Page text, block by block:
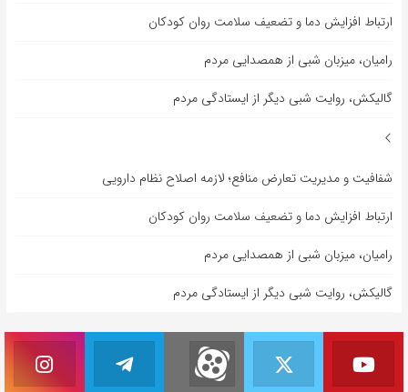
ارتباط افزایش دما و تضعیف سلامت روان کودکان
رامیان، میزبان شبی از همصدایی مردم
گالیکش، روایت شبی دیگر از ایستادگی مردم
شفافیت و مدیریت تعارض منافع؛ لازمه اصلاح نظام دارویی
ارتباط افزایش دما و تضعیف سلامت روان کودکان
رامیان، میزبان شبی از همصدایی مردم
گالیکش، روایت شبی دیگر از ایستادگی مردم